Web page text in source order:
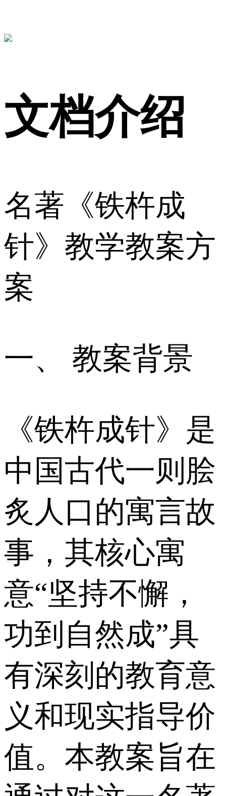
文档介绍
名著《铁杵成
针》教学教案方
案
一、 教案背景
《铁杵成针》是
中国古代一则脍
炙人口的寓言故
事，其核心寓
意“坚持不懈，
功到自然成”具
有深刻的教育意
义和现实指导价
值。本教案旨在